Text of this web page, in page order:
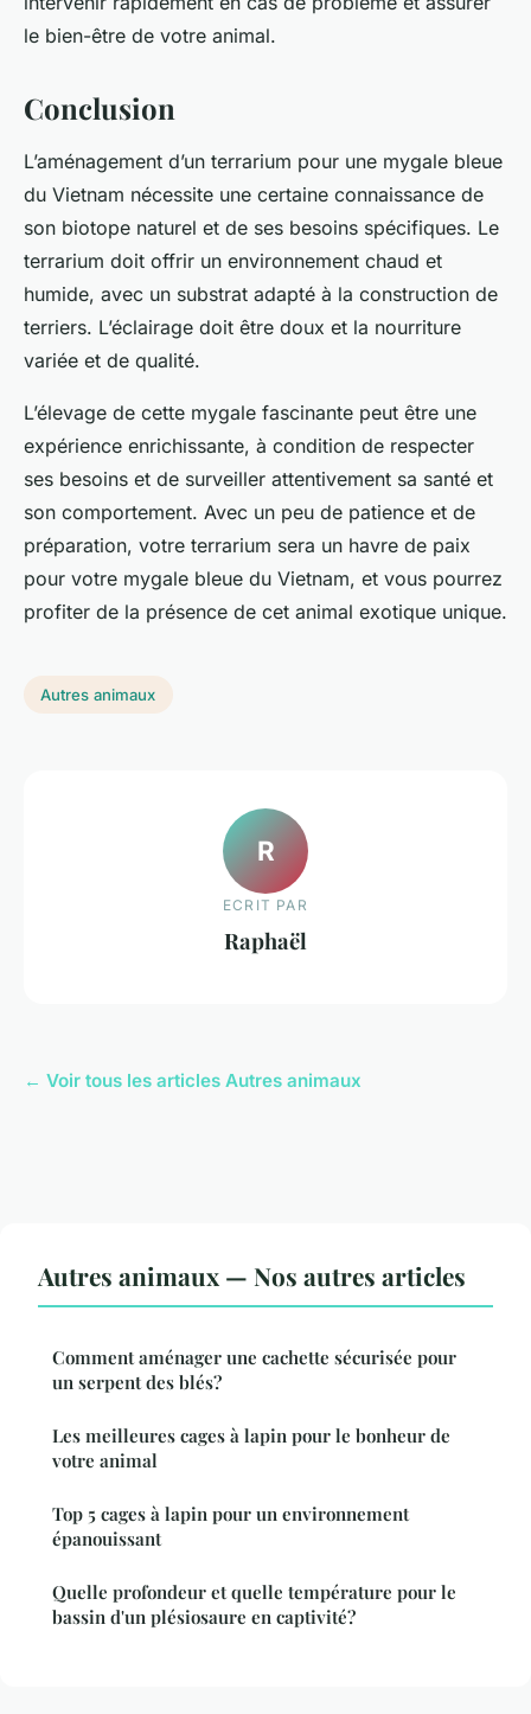
le bien-être de votre animal.
Conclusion
L’aménagement d’un terrarium pour une mygale bleue
du Vietnam nécessite une certaine connaissance de
son biotope naturel et de ses besoins spécifiques. Le
terrarium doit offrir un environnement chaud et
humide, avec un substrat adapté à la construction de
terriers. L’éclairage doit être doux et la nourriture
variée et de qualité.
L’élevage de cette mygale fascinante peut être une
expérience enrichissante, à condition de respecter
ses besoins et de surveiller attentivement sa santé et
son comportement. Avec un peu de patience et de
préparation, votre terrarium sera un havre de paix
pour votre mygale bleue du Vietnam, et vous pourrez
profiter de la présence de cet animal exotique unique.
Autres animaux
R
ECRIT PAR
Raphaël
← Voir tous les articles Autres animaux
Autres animaux — Nos autres articles
Comment aménager une cachette sécurisée pour
un serpent des blés?
Les meilleures cages à lapin pour le bonheur de
votre animal
Top 5 cages à lapin pour un environnement
épanouissant
Quelle profondeur et quelle température pour le
bassin d'un plésiosaure en captivité?